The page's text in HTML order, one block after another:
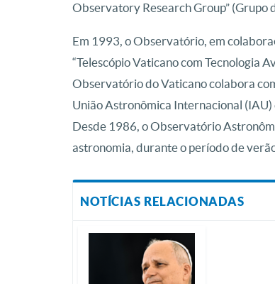
Observatory Research Group” (Grupo
Em 1993, o Observatório, em
“Telescópio Vaticano com Tecnologia
Observatório do Vaticano colabora
União Astronômica Internacional
Desde 1986, o Observatório
astronomia, durante o período de
NOTÍCIAS RELACIONADAS